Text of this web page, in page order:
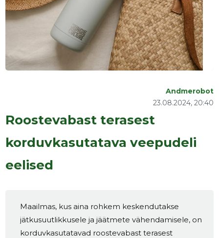
Roostevabast terasest
korduvkasutatava veepudeli
eelised
23.08.2024, 20:40
Andmerobot
Maailmas, kus aina rohkem keskendutakse
jätkusuutlikkusele ja jäätmete vähendamisele, on
korduvkasutatavad roostevabast terasest